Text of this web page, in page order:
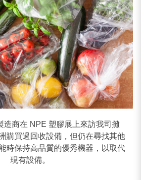
機其他塑膠加工設備
搜尋結果
5 搜尋成果
造商在 NPE 塑膠展上來訪我司攤
購買過回收設備，但仍在尋找其他
時保持高品質的優秀機器，以取代
現有設備。